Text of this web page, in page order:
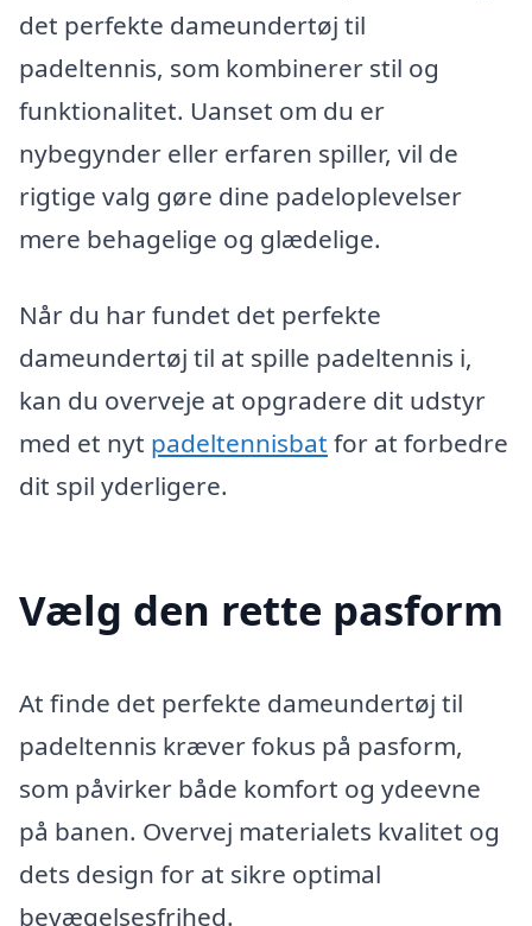
det perfekte dameundertøj til
padeltennis, som kombinerer stil og
funktionalitet. Uanset om du er
nybegynder eller erfaren spiller, vil de
rigtige valg gøre dine padeloplevelser
mere behagelige og glædelige.
Når du har fundet det perfekte
dameundertøj til at spille padeltennis i,
kan du overveje at opgradere dit udstyr
med et nyt padeltennisbat for at forbedre
dit spil yderligere.
Vælg den rette pasform
At finde det perfekte dameundertøj til
padeltennis kræver fokus på pasform,
som påvirker både komfort og ydeevne
på banen. Overvej materialets kvalitet og
dets design for at sikre optimal
bevægelsesfrihed.